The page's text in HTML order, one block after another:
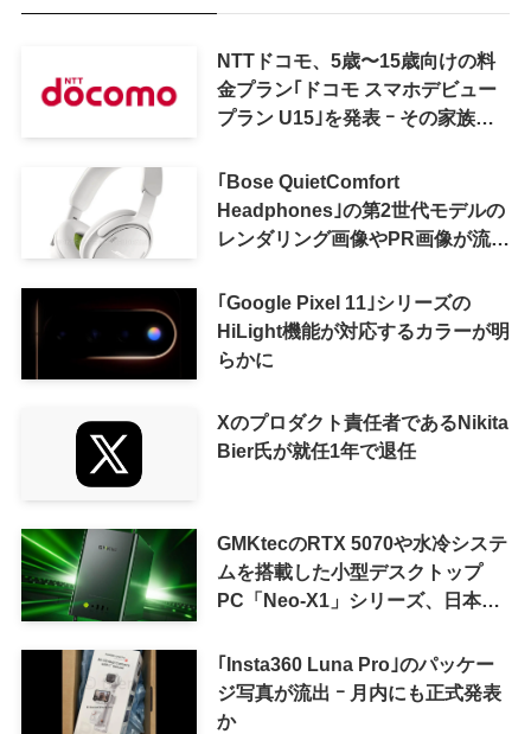
NTTドコモ、5歳〜15歳向けの料
金プラン｢ドコモ スマホデビュー
プラン U15｣を発表 ｰ その家族が
｢Bose QuietComfort
Headphones｣の第2世代モデルの
レンダリング画像やPR画像が流出
｢Google Pixel 11｣シリーズの
HiLight機能が対応するカラーが明
らかに
Xのプロダクト責任者であるNikita
Bier氏が就任1年で退任
GMKtecのRTX 5070や水冷システ
ムを搭載した小型デスクトップ
PC「Neo-X1」シリーズ、日本で
｢Insta360 Luna Pro｣のパッケー
ジ写真が流出 ｰ 月内にも正式発表
か